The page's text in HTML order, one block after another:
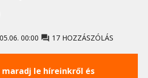
00:00 17 HOZZÁSZÓLÁS
maradj le híreinkről és